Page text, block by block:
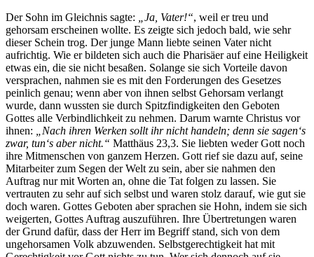
Der Sohn im Gleichnis sagte:
„Ja, Vater!“, weil er treu und
gehorsam erscheinen wollte. Es zeigte sich jedoch bald, wie sehr
dieser Schein trog. Der junge Mann liebte seinen Vater nicht
aufrichtig. Wie er bildeten sich auch die Pharisäer auf eine Heiligkeit
etwas ein, die sie nicht besaßen. Solange sie sich Vorteile davon
versprachen, nahmen sie es mit den Forderungen des Gesetzes
peinlich genau; wenn aber von ihnen selbst Gehorsam verlangt
wurde, dann wussten sie durch Spitzfindigkeiten den Geboten
Gottes alle Verbindlichkeit zu nehmen. Darum warnte Christus vor
ihnen:
„Nach ihren Werken sollt ihr nicht handeln; denn sie sagen‘s
zwar, tun‘s aber nicht.“ Matthäus 23,3. Sie liebten weder Gott noch
ihre Mitmenschen von ganzem Herzen. Gott rief sie dazu auf, seine
Mitarbeiter zum Segen der Welt zu sein, aber sie nahmen den
Auftrag nur mit Worten an, ohne die Tat folgen zu lassen. Sie
vertrauten zu sehr auf sich selbst und waren stolz darauf, wie gut sie
doch waren. Gottes Geboten aber sprachen sie Hohn, indem sie sich
weigerten, Gottes Auftrag auszuführen. Ihre Übertretungen waren
der Grund dafür, dass der Herr im Begriff stand, sich von dem
ungehorsamen Volk abzuwenden. Selbstgerechtigkeit hat mit